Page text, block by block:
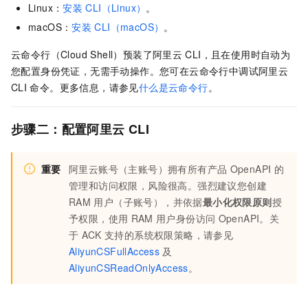
Linux：安装 CLI（Linux） 。
macOS：安装 CLI（macOS） 。
云命令行（Cloud Shell） 预装了阿里云 CLI，且在使用时自动为
您配置身份凭证，无需手动操作。您可在云命令行中调试阿里云
CLI 命令。更多信息，请参见什么是云命令行。
步骤二：配置阿里云 CLI
重要 阿里云账号（主账号）拥有所有产品 OpenAPI 的
管理和访问权限，风险很高。强烈建议您创建
RAM 用户（子账号），并依据最小化权限原则授
予权限，使用 RAM 用户身份访问 OpenAPI。关
于 ACK 支持的系统权限策略，请参见
AliyunCSFullAccess 及
AliyunCSReadOnlyAccess。